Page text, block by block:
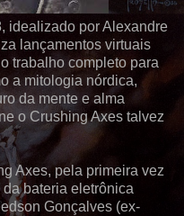
idealizado por Alexandre
lançamentos virtuais
trabalho completo para
a mitologia nórdica,
da mente e alma
o Crushing Axes talvez
Axes, pela primeira vez
bateria eletrônica
Gonçalves (ex-